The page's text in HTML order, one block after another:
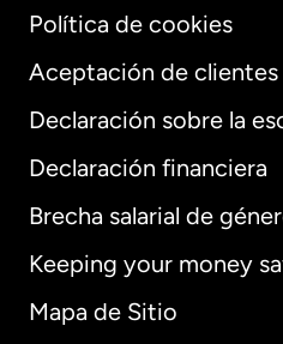
Política de cookies
Aceptación de clientes
Declaración sobre la
Declaración financiera
Brecha salarial de
Keeping your money
Mapa de Sitio
Internacional
Alemania